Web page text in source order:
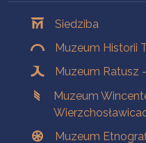
Siedziba
Muzeum Historii
Muzeum Ratusz
Muzeum
Muzeum